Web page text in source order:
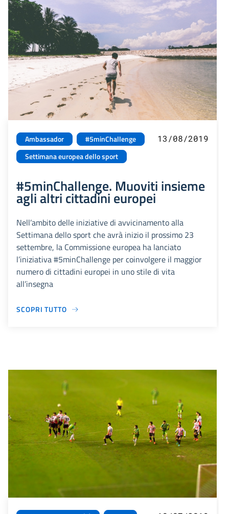
Ambassador
#5minChallenge
Settimana europea dello sport
13/08/2019
#5minChallenge. Muoviti insieme
agli altri cittadini europei
Nell’ambito delle iniziative di avvicinamento alla
Settimana dello sport che avrà inizio il prossimo 23
settembre, la Commissione europea ha lanciato
l’iniziativa #5minChallenge per coinvolgere il maggior
numero di cittadini europei in uno stile di vita
all’insegna
SCOPRI TUTTO